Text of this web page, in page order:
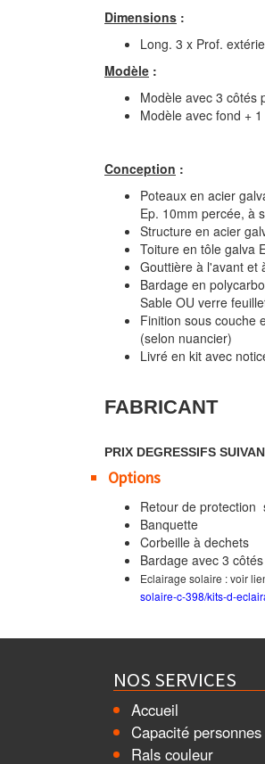
Dimensions :
Long. 3 x Prof.
Modèle :
Modèle avec 3 côtés
Modèle avec fond +
Conception :
Poteaux en acier
Ep. 10mm percée, à
Structure en acier
Toiture en tôle galva
Gouttière à l'avant et
Bardage en
Sable OU verre
Finition sous couche
(selon nuancier)
Livré en kit avec
FABRICANT
PRIX DEGRESSIFS
Options
Retour de protection
Banquette
Corbeille à dechets
Bardage avec 3
Eclairage solaire : voir
solaire-c-398/kits-d-
NOS SERVICES
Accueil
Capacité
Rals couleur